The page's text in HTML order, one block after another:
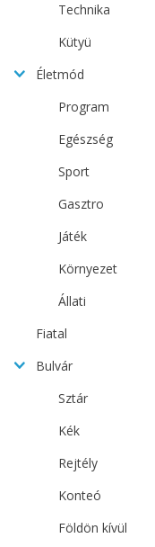
Technika
Kütyü
Életmód
Program
Egészség
Sport
Gasztro
Játék
Környezet
Állati
Fiatal
Bulvár
Sztár
Kék
Rejtély
Konteó
Földön kívül